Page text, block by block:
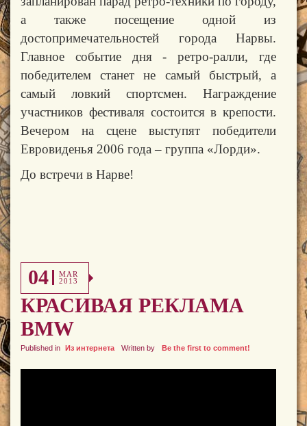
а также посещение одной из
достопримечательностей города Нарвы.
Главное событие дня - ретро-ралли, где
победителем станет не самый быстрый, а
самый ловкий спортсмен. Награждение
участников фестиваля состоится в крепости.
Вечером на сцене выступят победители
Евровиденья 2006 года – группа «Лорди».
До встречи в Нарве!
04
MAR
2013
КРАСИВАЯ РЕКЛАМА
BMW
Published in Из интернета Written by Be the first to comment!